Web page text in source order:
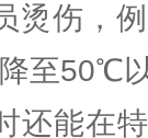
烫伤，
至50℃
还能在